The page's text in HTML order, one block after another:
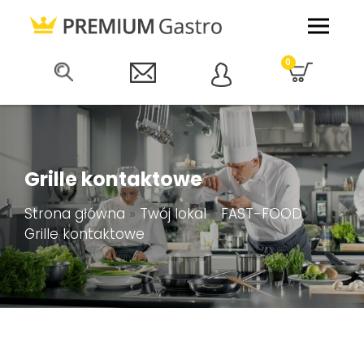
0
Grille kontaktowe
Strona główna » Twój lokal»FAST-FOOD»
Grille kontaktowe